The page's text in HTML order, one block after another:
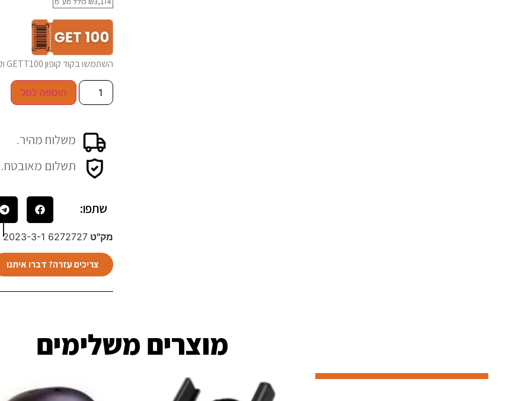
השתמשו בקוד קופון GETT100 וקבלו 100₪ הנחה בכל רכישה של כלי חשמלי
הוספה לסל
משלוח מהיר.
תשלום מאובטח.
שתפו:
מק"ט6272727 2023-3-1
צריכים עזרה? דברו איתנו
מוצרים משלימים​